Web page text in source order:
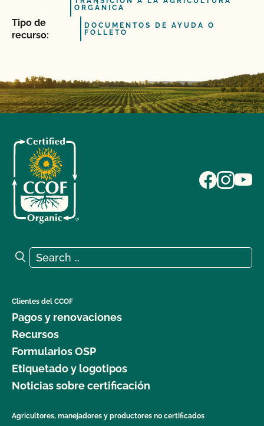
ORGÁNICA
Tipo de
recurso:
DOCUMENTOS DE AYUDA O
FOLLETO
Search for:
Search
Clientes del CCOF
Pagos y renovaciones
Recursos
Formularios OSP
Etiquetado y logotipos
Noticias sobre certificación
Agricultores, manejadores y productores no certificados